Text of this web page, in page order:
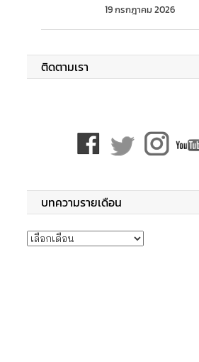
19 กรกฎาคม 2026
ติดตามเรา
บทความรายเดือน
บทความรายเดือน